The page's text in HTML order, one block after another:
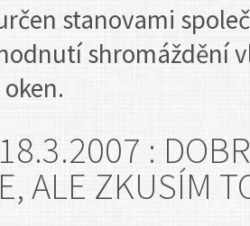
stanovami
shromáždění
:
ALE ZKUSÍM